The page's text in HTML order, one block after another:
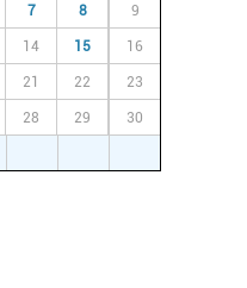
7 8 9
14 15 16
21 22 23
28 29 30